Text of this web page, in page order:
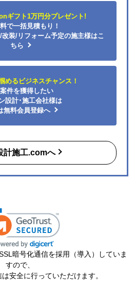
ギフト1万円分プレゼント!
で一括見積もり！
装/リフォーム予定の施主様はこ
ちら
めるビジネスチャンス！
件を獲得したい
設計･施工会社様は
無料会員登録へ
計施工.comへ
暗号化通信を採用（導入）していま
すので、
安全に行っていただけます。